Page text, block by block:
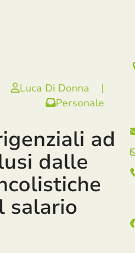
Luca Di Donna
|
Personale
ad
dalle
salario